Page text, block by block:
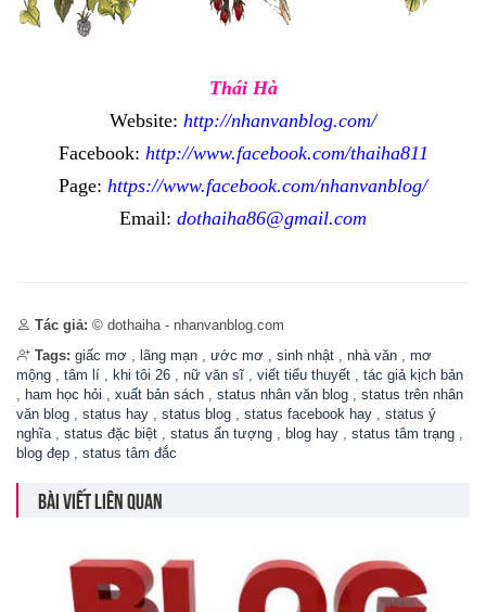
Thái Hà
Website: http://nhanvanblog.com/
Facebook: http://www.facebook.com/thaiha811
Page: https://www.facebook.com/nhanvanblog/
Email: dothaiha86@gmail.com
Tác giả: © dothaiha - nhanvanblog.com
Tags: giấc mơ , lãng mạn , ước mơ , sinh nhật , nhà văn , mơ
mộng , tâm lí , khi tôi 26 , nữ văn sĩ , viết tiểu thuyết , tác giả kịch bản
, ham học hỏi , xuất bản sách , status nhân văn blog , status trên nhân
văn blog , status hay , status blog , status facebook hay , status ý
nghĩa, status đặc biệt , status ấn tượng , blog hay , status tâm trạng ,
blog đẹp , status tâm đắc
BÀI VIẾT LIÊN QUAN